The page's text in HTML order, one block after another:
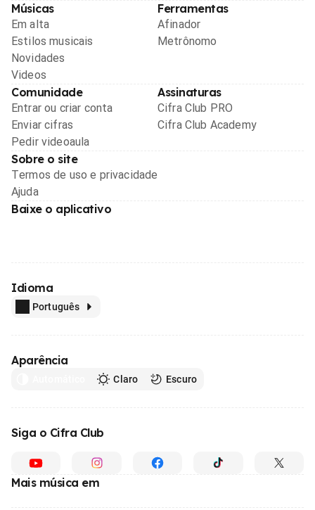
Músicas
Em alta
Estilos musicais
Novidades
Videos
Ferramentas
Afinador
Metrônomo
Comunidade
Entrar ou criar conta
Enviar cifras
Pedir videoaula
Assinaturas
Cifra Club PRO
Cifra Club Academy
Sobre o site
Termos de uso e privacidade
Ajuda
Baixe o aplicativo
Idioma
Português
Aparência
Claro Escuro
Siga o Cifra Club
Mais música em